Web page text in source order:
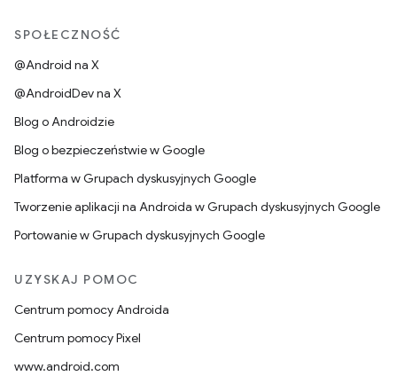
SPOŁECZNOŚĆ
@Android na X
@AndroidDev na X
Blog o Androidzie
Blog o bezpieczeństwie w Google
Platforma w Grupach dyskusyjnych Google
Tworzenie aplikacji na Androida w Grupach dyskusyjnych Google
Portowanie w Grupach dyskusyjnych Google
UZYSKAJ POMOC
Centrum pomocy Androida
Centrum pomocy Pixel
www.android.com